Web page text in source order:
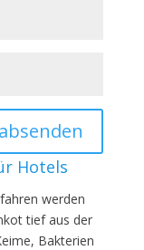
Hotels
werden
tief aus der
Bakterien